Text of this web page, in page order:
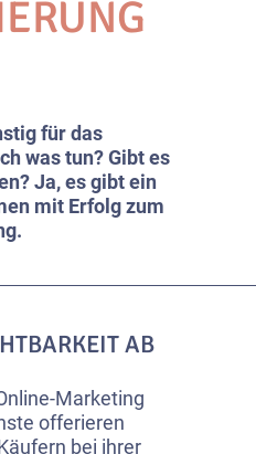
für das
was tun? Gibt es
Ja, es gibt ein
mit Erfolg zum
AB
Marketing
offerieren
bei ihrer